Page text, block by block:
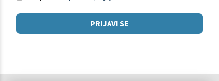
PRIJAVI SE